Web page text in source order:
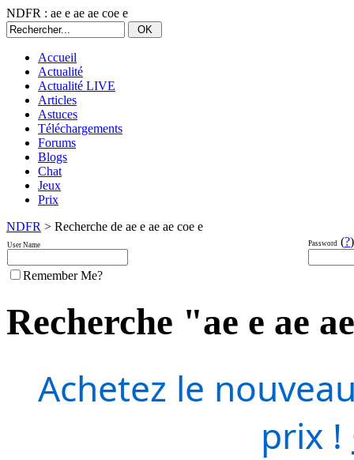
NDFR : ae e ae ae coe e
Accueil
Actualité
Actualité LIVE
Articles
Astuces
Téléchargements
Forums
Blogs
Chat
Jeux
Prix
NDFR > Recherche de ae e ae ae coe e
User Name Password (?)
Remember Me?
Recherche "ae e ae
Achetez le
prix !